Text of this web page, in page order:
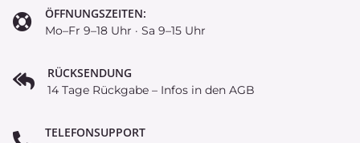
ÖFFNUNGSZEITEN:
Mo–Fr 9–18 Uhr · Sa 9–15 Uhr
RÜCKSENDUNG
14 Tage Rückgabe – Infos in den AGB
TELEFONSUPPORT